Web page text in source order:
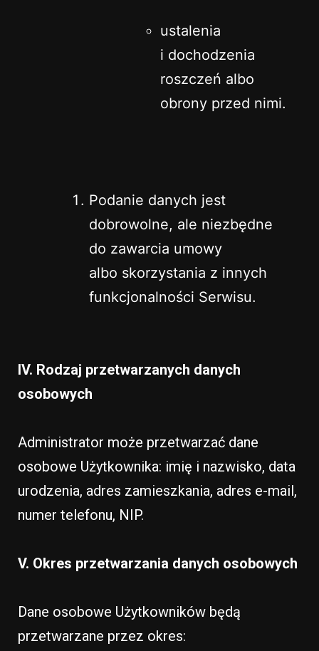
ustalenia
i dochodzenia
roszczeń albo
obrony przed nimi.
Podanie danych jest
dobrowolne, ale niezbędne
do zawarcia umowy
albo skorzystania z innych
funkcjonalności Serwisu.
IV. Rodzaj przetwarzanych danych
osobowych
Administrator może przetwarzać dane
osobowe Użytkownika: imię i nazwisko, data
urodzenia, adres zamieszkania, adres e-mail,
numer telefonu, NIP.
V. Okres przetwarzania danych osobowych
Dane osobowe Użytkowników będą
przetwarzane przez okres: